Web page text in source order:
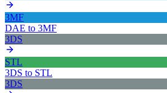
3MF
DAE to 3MF
3DS
STL
3DS to STL
3DS